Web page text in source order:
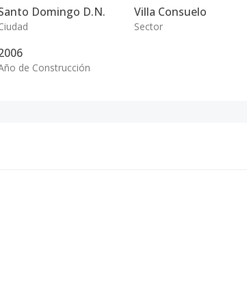
Domingo D.N. Villa Consuelo
Sector
de Construcción